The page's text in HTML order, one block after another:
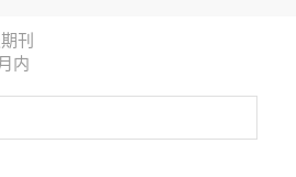
刊
内